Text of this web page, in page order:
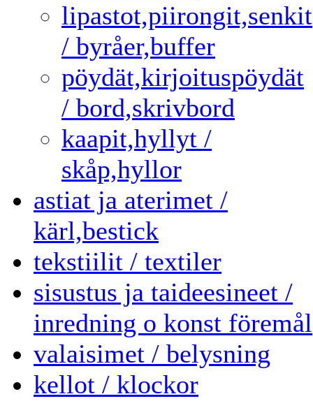
lipastot,piirongit,senkit
/ byråer,buffer
pöydät,kirjoituspöydät
/ bord,skrivbord
kaapit,hyllyt /
skåp,hyllor
astiat ja aterimet /
kärl,bestick
tekstiilit / textiler
sisustus ja taideesineet /
inredning o konst föremål
valaisimet / belysning
kellot / klockor